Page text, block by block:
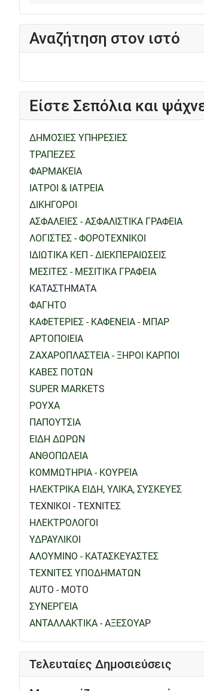
Αναζήτηση στον ιστό
Είστε Σεπόλια και
ΔΗΜΟΣΙΕΣ ΥΠΗΡΕΣΙΕΣ
ΤΡΑΠΕΖΕΣ
ΦΑΡΜΑΚΕΙΑ
ΙΑΤΡΟΙ & ΙΑΤΡΕΙΑ
ΔΙΚΗΓΟΡΟΙ
ΑΣΦΑΛΕΙΕΣ - ΑΣΦΑΛΙΣΤΙΚΑ ΓΡΑΦΕΙΑ
ΛΟΓΙΣΤΕΣ - ΦΟΡΟΤΕΧΝΙΚΟΙ
ΙΔΙΩΤΙΚΑ ΚΕΠ - ΔΙΕΚΠΕΡΑΙΩΣΕΙΣ
ΜΕΣΙΤΕΣ - ΜΕΣΙΤΙΚΑ ΓΡΑΦΕΙΑ
ΚΑΤΑΣΤΗΜΑΤΑ
ΦΑΓΗΤΟ
ΚΑΦΕΤΕΡΙΕΣ - ΚΑΦΕΝΕΙΑ - ΜΠΑΡ
ΑΡΤΟΠΟΙΕΙΑ
ΖΑΧΑΡΟΠΛΑΣΤΕΙΑ - ΞΗΡΟΙ ΚΑΡΠΟΙ
ΚΑΒΕΣ ΠΟΤΩΝ
SUPER MARKETS
ΡΟΥΧΑ
ΠΑΠΟΥΤΣΙΑ
ΕΙΔΗ ΔΩΡΩΝ
ΑΝΘΟΠΩΛΕΙΑ
ΚΟΜΜΩΤΗΡΙΑ - ΚΟΥΡΕΙΑ
ΗΛΕΚΤΡΙΚΑ ΕΙΔΗ, ΥΛΙΚΑ, ΣΥΣΚΕΥΕΣ
ΤΕΧΝΙΚΟΙ - ΤΕΧΝΙΤΕΣ
ΗΛΕΚΤΡΟΛΟΓΟΙ
ΥΔΡΑΥΛΙΚΟΙ
ΑΛΟΥΜΙΝΟ - ΚΑΤΑΣΚΕΥΑΣΤΕΣ
ΤΕΧΝΙΤΕΣ ΥΠΟΔΗΜΑΤΩΝ
AUTO - MOTO
ΣΥΝΕΡΓΕΙΑ
ΑΝΤΑΛΛΑΚΤΙΚΑ - ΑΞΕΣΟΥΑΡ
Τελευταίες Δημοσιεύσεις